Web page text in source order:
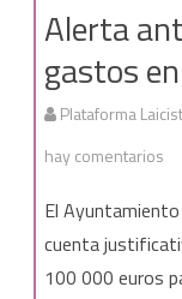
Alerta
gastos
Plataforma
hay comentarios
el
El
cuenta
100 000 euros